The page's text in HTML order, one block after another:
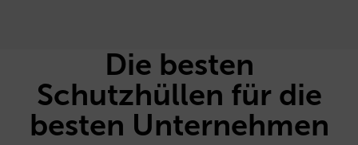
Die besten
Schutzhüllen für die
besten Unternehmen